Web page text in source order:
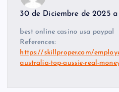
30 de Diciembre de 2025
best online casino usa paypal
References:
https://skillproper.com/
australia-top-aussie-real-